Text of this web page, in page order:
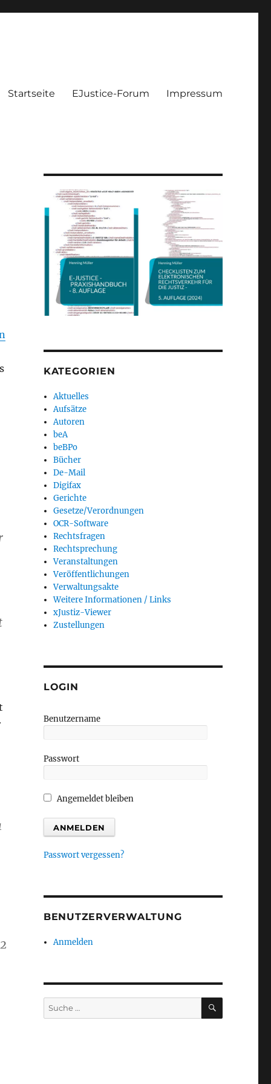
Startseite EJustice-Forum Impressum
KATEGORIEN
Aktuelles
Aufsätze
Autoren
beA
beBPo
Bücher
De-Mail
Digifax
Gerichte
Gesetze/Verordnungen
OCR-Software
Rechtsfragen
Rechtsprechung
Veranstaltungen
Veröffentlichungen
Verwaltungsakte
Weitere Informationen / Links
xJustiz-Viewer
Zustellungen
LOGIN
Benutzername
Passwort
Angemeldet bleiben
Passwort vergessen?
BENUTZERVERWALTUNG
Anmelden
Suche
nach:
SUCHEN